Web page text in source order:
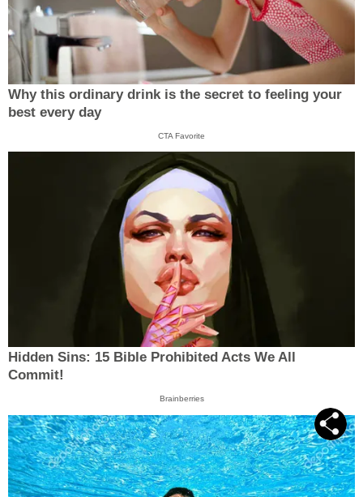
Why this ordinary drink is the secret to feeling your
best every day
CTA Favorite
Hidden Sins: 15 Bible Prohibited Acts We All
Commit!
Brainberries